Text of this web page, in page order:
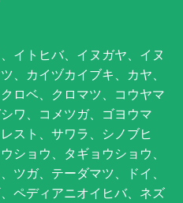
イトヒバ、イヌガヤ、イヌ
、カイヅカイブキ、カヤ、
ロベ、クロマツ、コウヤマ
ワ、コメツガ、ゴヨウマ
スト、サワラ、シノブヒ
ショウ、タギョウショウ、
ツガ、テーダマツ、ドイ、
ペディアニオイヒバ、ネズ